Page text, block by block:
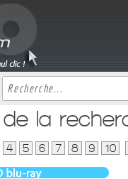
la
4 5 6 7 8 9 10